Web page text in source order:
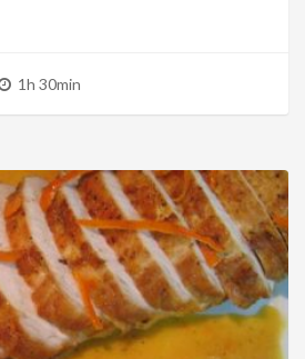
1h 30min